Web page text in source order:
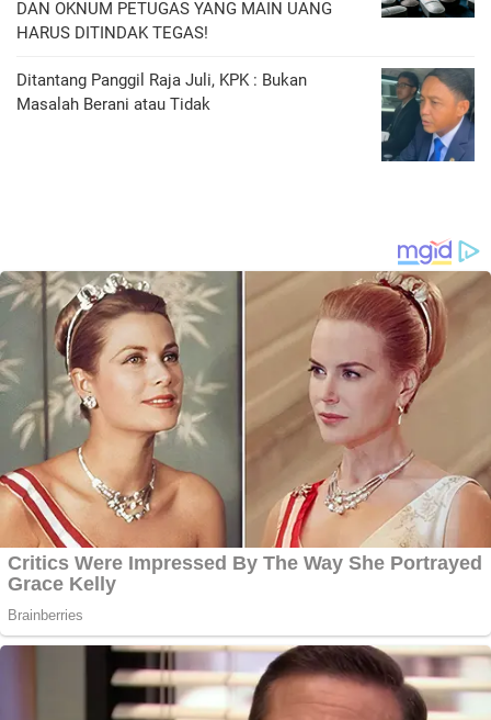
DAN OKNUM PETUGAS YANG MAIN UANG
HARUS DITINDAK TEGAS!
Ditantang Panggil Raja Juli, KPK : Bukan
Masalah Berani atau Tidak